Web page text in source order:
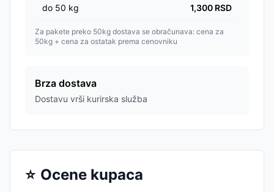
do 50 kg 1,300 RSD
Za pakete preko 50kg dostava se obračunava: cena za
50kg + cena za ostatak prema cenovniku
Brza dostava
Dostavu vrši kurirska služba
⭐ Ocene kupaca